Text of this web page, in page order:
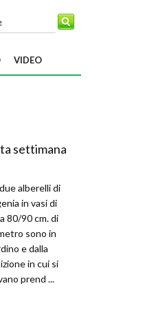
VIDEO
settimana
alberelli di
in vasi di
80/90 cm. di
sono in
e dalla
in cui si
prend ...